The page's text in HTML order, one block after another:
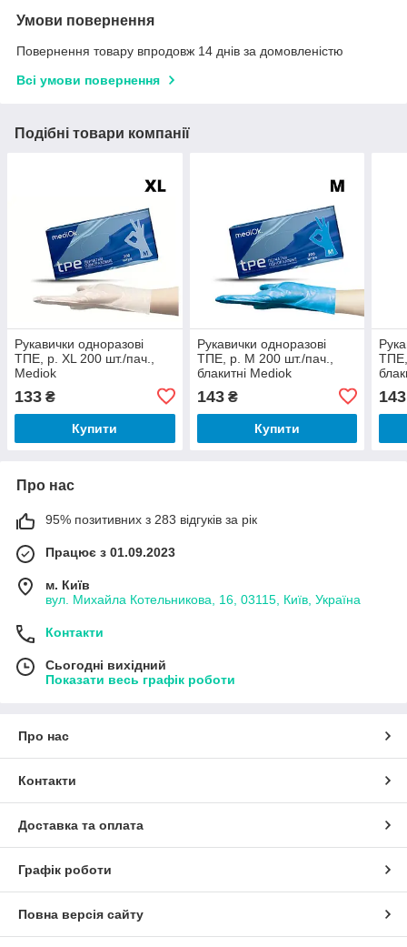
Умови повернення
Повернення товару впродовж 14 днів за домовленістю
Всі умови повернення
Подібні товари компанії
Рукавички одноразові
ТПЕ, р. XL 200 шт./пач.,
Mediok
133 ₴
Купити
Рукавички одноразові
ТПЕ, р. М 200 шт./пач.,
блакитні Mediok
143₴
Купити
143
Про нас
95% позитивних з 283 відгуків за рік
Працює з 01.09.2023
м. Київ
вул. Михайла Котельникова, 16, 03115, Київ, Україна
Контакти
Сьогодні вихідний
Показати весь графік роботи
Про нас
Контакти
Доставка та оплата
Графік роботи
Повна версія сайту